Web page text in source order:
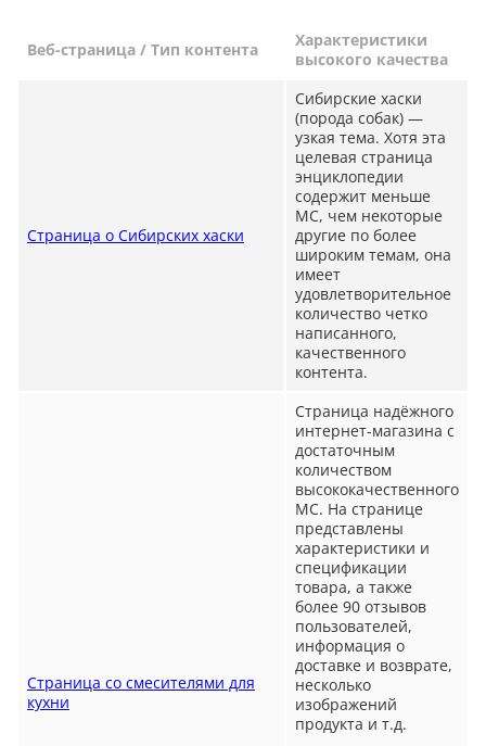
Веб-страница / Тип контента
Характеристики
высокого качества
Страница о Сибирских хаски
Сибирские хаски
(порода собак) —
узкая тема. Хотя эта
целевая страница
энциклопедии
содержит меньше
MC, чем некоторые
другие по более
широким темам, она
имеет
удовлетворительное
количество четко
написанного,
качественного
контента.
Страница со смесителями для
кухни
Страница надёжного
интернет-магазина с
достаточным
количеством
высококачественного
MC. На странице
представлены
характеристики и
спецификации
товара, а также
более 90 отзывов
пользователей,
информация о
доставке и возврате,
несколько
изображений
продукта и т.д.